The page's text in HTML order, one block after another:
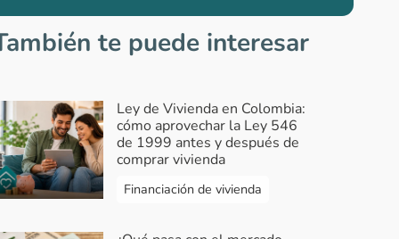
te puede interesar
Ley de Vivienda en Colombia:
cómo aprovechar la Ley 546
de 1999 antes y después de
comprar vivienda
Financiación de vivienda